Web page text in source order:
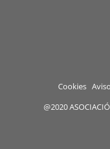
Cookies
@2020